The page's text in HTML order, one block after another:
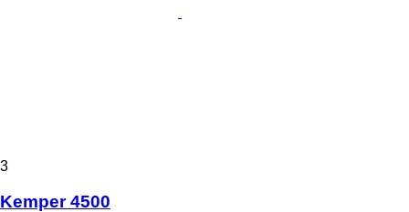
3
Kemper 4500